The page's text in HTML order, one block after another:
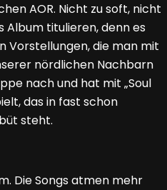
AOR. Nicht zu soft, nicht
Album titulieren, denn es
Vorstellungen, die man mit
nördlichen Nachbarn
nach und hat mit „Soul
das in fast schon
steht.
Die Songs atmen mehr